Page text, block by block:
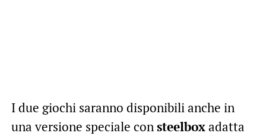
I due giochi saranno disponibili anche in
una versione speciale consteelboxadatta